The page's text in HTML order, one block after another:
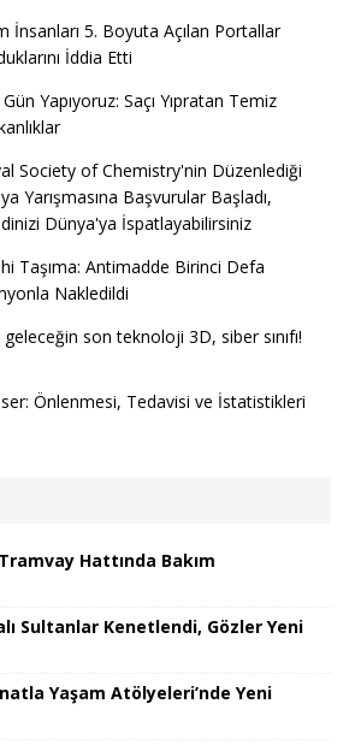
İnsanları 5. Boyuta Açılan Portallar
İddia Etti
Yapıyoruz: Saçı Yıpratan Temiz
Society of Chemistry'nin Düzenlediği
Yarışmasına Başvurular Başladı,
Dünya'ya İspatlayabilirsiniz
Taşıma: Antimadde Birinci Defa
Nakledildi
son teknoloji 3D, siber sınıfı!
Önlenmesi, Tedavisi ve İstatistikleri
Hattında Bakım
Sultanlar Kenetlendi, Gözler Yeni
Yaşam Atölyeleri’nde Yeni